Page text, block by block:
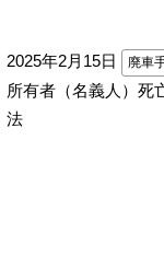
2025年2月15日 廃車
所有者（名義人）死
法